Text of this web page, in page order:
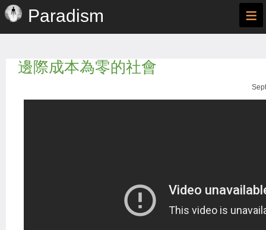
Paradism ≡
邊際成本為零的社會